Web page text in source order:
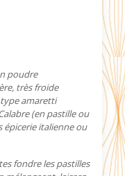
poudre
très froide
amaretti
(en pastille ou
épicerie italienne ou
fondre les pastilles